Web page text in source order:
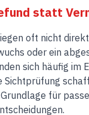
statt
oft nicht
oder ein
sich häufig im
Sichtprüfung
für